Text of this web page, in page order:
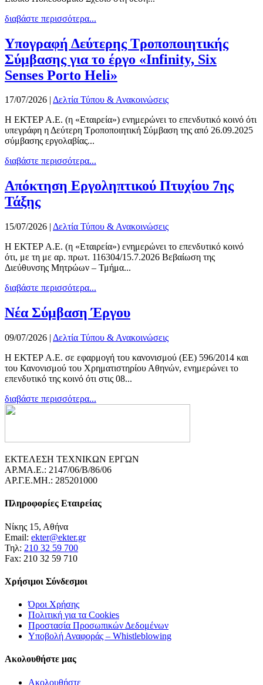
διαβάστε περισσότερα...
Υπογραφή Δεύτερης Τροποποιητικής
Σύμβασης για το έργο «Infinity, Six
Senses Porto Heli»
17/07/2026 | Δελτία Τύπου & Ανακοινώσεις
Η ΕΚΤΕΡ Α.Ε. (η «Εταιρεία») ενημερώνει το επενδυτικό κοινό ότι
υπεγράφη η Δεύτερη Τροποποιητική Σύμβαση της από 26.09.2025
σύμβασης εργολαβίας...
διαβάστε περισσότερα...
Απόκτηση Εργοληπτικού Πτυχίου 7ης
Τάξης
15/07/2026 | Δελτία Τύπου & Ανακοινώσεις
Η ΕΚΤΕΡ Α.Ε. (η «Εταιρεία») ενημερώνει το επενδυτικό κοινό
ότι, με τη με αρ. πρωτ. 116304/15.7.2026 Βεβαίωση της
Διεύθυνσης Μητρώων – Τμήμα...
διαβάστε περισσότερα...
Νέα Σύμβαση Έργου
09/07/2026 | Δελτία Τύπου & Ανακοινώσεις
Η ΕΚΤΕΡ Α.Ε. σε εφαρμογή του κανονισμού (ΕΕ) 596/2014 και
του Κανονισμού του Χρηματιστηρίου Αθηνών, ενημερώνει το
επενδυτικό της κοινό ότι στις 08...
διαβάστε περισσότερα...
ΕΚΤΕΛΕΣΗ ΤΕΧΝΙΚΩΝ ΕΡΓΩΝ
ΑΡ.ΜΑ.Ε.: 2147/06/B/86/06
ΑΡ.Γ.Ε.ΜΗ.: 285201000
Πληροφορίες Εταιρείας
Νίκης 15, Αθήνα
Email: ekter@ekter.gr
Τηλ: 210 32 59 700
Fax: 210 32 59 710
Χρήσιμοι Σύνδεσμοι
Όροι Χρήσης
Πολιτική για τα Cookies
Προστασία Προσωπικών Δεδομένων
Υποβολή Αναφοράς – Whistleblowing
Ακολουθήστε μας
Ακολουθήστε